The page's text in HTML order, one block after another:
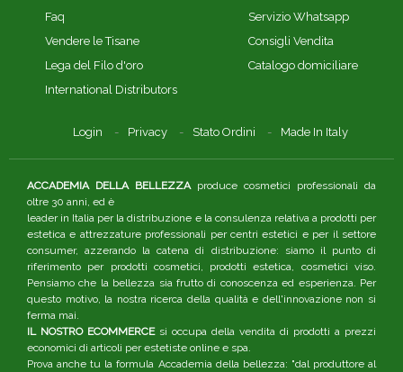
Faq
Vendere le Tisane
Lega del Filo d'oro
International Distributors
Servizio Whatsapp
Consigli Vendita
Catalogo domiciliare
Login Privacy Stato Ordini Made In Italy
ACCADEMIA DELLA BELLEZZAproduce cosmetici professionali da
oltre 30 anni, ed è
leader in Italia per la distribuzione e la consulenza relativa a prodotti per
estetica e attrezzature professionali per centri estetici e per il settore
consumer, azzerando la catena di distribuzione: siamo il punto di
riferimento per prodotti cosmetici, prodotti estetica, cosmetici viso.
Pensiamo che la bellezza sia frutto di conoscenza ed esperienza. Per
questo motivo, la nostra ricerca della qualità e dell'innovazione non si
ferma mai.
IL NOSTRO ECOMMERCEsi occupa della vendita di prodotti a prezzi
economici di articoli per estetiste online e spa.
Prova anche tu la formula Accademia della bellezza: "dal produttore al